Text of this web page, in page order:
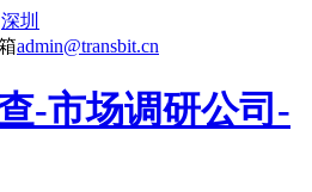
深圳
admin@transbit.cn